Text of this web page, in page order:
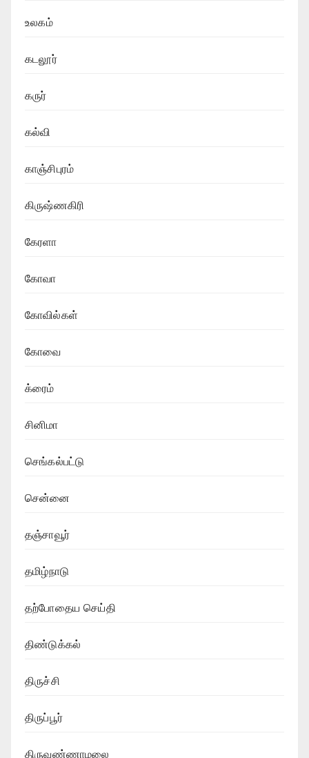
உலகம்
கடலூர்
கருர்
கல்வி
காஞ்சிபுரம்
கிருஷ்ணகிரி
கேரளா
கோவா
கோவில்கள்
கோவை
க்ரைம்
சினிமா
செங்கல்பட்டு
சென்னை
தஞ்சாவூர்
தமிழ்நாடு
தற்போதைய செய்தி
திண்டுக்கல்
திருச்சி
திருப்பூர்
திருவண்ணாமலை